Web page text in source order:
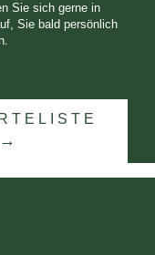
Sie sich gerne in
Sie bald persönlich
.